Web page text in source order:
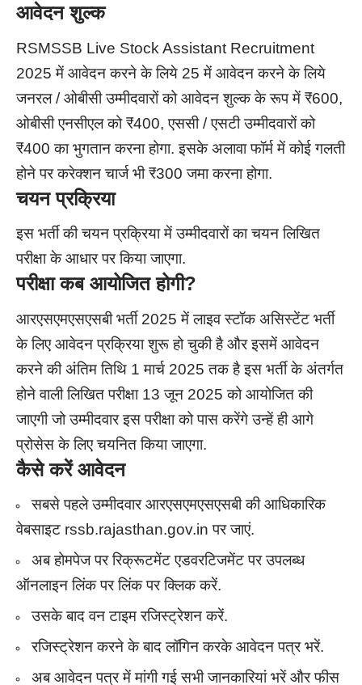
आवेदन शुल्क
RSMSSB Live Stock Assistant Recruitment
2025 में आवेदन करने के लिये 25 में आवेदन करने के लिये
जनरल / ओबीसी उम्मीदवारों को आवेदन शुल्क के रूप में ₹600,
ओबीसी एनसीएल को ₹400, एससी / एसटी उम्मीदवारों को
₹400 का भुगतान करना होगा. इसके अलावा फॉर्म में कोई गलती
होने पर करेक्शन चार्ज भी ₹300 जमा करना होगा.
चयन प्रक्रिया
इस भर्ती की चयन प्रक्रिया में उम्मीदवारों का चयन लिखित
परीक्षा के आधार पर किया जाएगा.
परीक्षा कब आयोजित होगी?
आरएसएमएसएसबी भर्ती 2025 में लाइव स्टॉक असिस्टेंट भर्ती
के लिए आवेदन प्रक्रिया शुरू हो चुकी है और इसमें आवेदन
करने की अंतिम तिथि 1 मार्च 2025 तक है इस भर्ती के अंतर्गत
होने वाली लिखित परीक्षा 13 जून 2025 को आयोजित की
जाएगी जो उम्मीदवार इस परीक्षा को पास करेंगे उन्हें ही आगे
प्रोसेस के लिए चयनित किया जाएगा.
कैसे करें आवेदन
सबसे पहले उम्मीदवार आरएसएमएसएसबी की आधिकारिक
वेबसाइट rssb.rajasthan.gov.in पर जाएं.
अब होमपेज पर रिक्रूटमेंट एडवरटिजमेंट पर उपलब्ध
ऑनलाइन लिंक पर लिंक पर क्लिक करें.
उसके बाद वन टाइम रजिस्ट्रेशन करें.
रजिस्ट्रेशन करने के बाद लॉगिन करके आवेदन पत्र भरें.
अब आवेदन पत्र में मांगी गई सभी जानकारियां भरें और फीस